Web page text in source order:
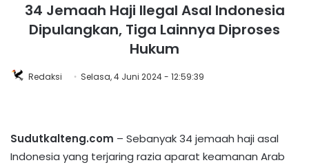
34 Jemaah Haji Ilegal Asal Indonesia
Dipulangkan, Tiga Lainnya Diproses
Hukum
Redaksi Selasa, 4 Juni 2024 - 12:59:39
Sudutkalteng.com – Sebanyak 34 jemaah haji asal
Indonesia yang terjaring razia aparat keamanan Arab